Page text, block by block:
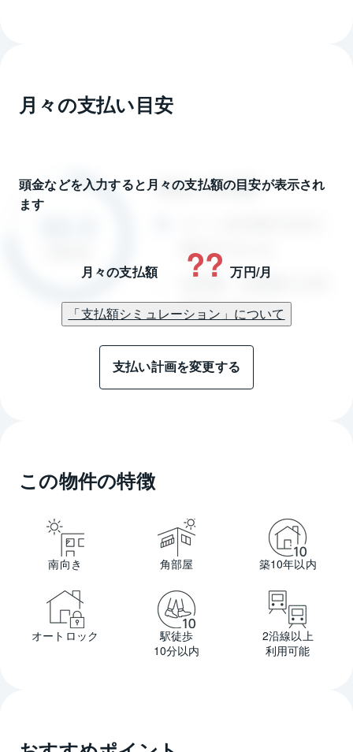
月々の支払い目安
頭金などを入力すると月々の支払額の目安が表示され
ます
月々の支払額 ?? 万円/月
「支払額シミュレーション」について
支払い計画を変更する
この物件の特徴
南向き 角部屋 築10年以内
オートロック
駅徒歩
10分以内
2沿線以上
利用可能